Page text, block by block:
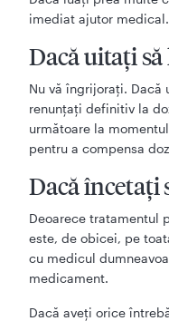
imediat ajutor medical.
Dacă uitaţi
Nu vă îngrijoraţi.
renunţaţi definitiv la
următoare la
pentru a compensa
Dacă încetaţi
Deoarece tratamentul
este, de obicei, pe
cu medicul
medicament.
Dacă aveţi orice